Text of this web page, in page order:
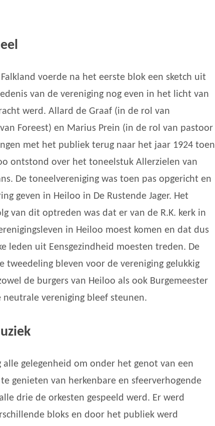
voerde na het eerste blok een sketch uit
van de vereniging nog even in het licht van
werd. Allard de Graaf (in de rol van
Foreest) en Marius Prein (in de rol van pastoor
met het publiek terug naar het jaar 1924 toen
ontstond over het toneelstuk Allerzielen van
De toneelvereniging was toen pas opgericht en
geven in Heiloo in De Rustende Jager. Het
van dit optreden was dat er van de R.K. kerk in
in Heiloo moest komen en dat dus
leden uit Eensgezindheid moesten treden. De
tweedeling bleven voor de vereniging gelukkig
de burgers van Heiloo als ook Burgemeester
neutrale vereniging bleef steunen.
alle gelegenheid om onder het genot van een
genieten van herkenbare en sfeerverhogende
drie de orkesten gespeeld werd. Er werd
bloks en door het publiek werd